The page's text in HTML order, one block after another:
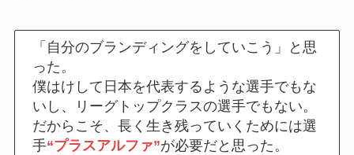
「自分のブランディングをしていこう」と思
った。
僕はけして日本を代表するような選手でもな
いし、リーグトップクラスの選手でもない。
だからこそ、長く生き残っていくためには選
手“プラスアルファ”が必要だと思った。